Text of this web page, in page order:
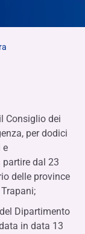
Consiglio dei
per dodici
e
partire dal 23
delle province
Dipartimento
in data 13